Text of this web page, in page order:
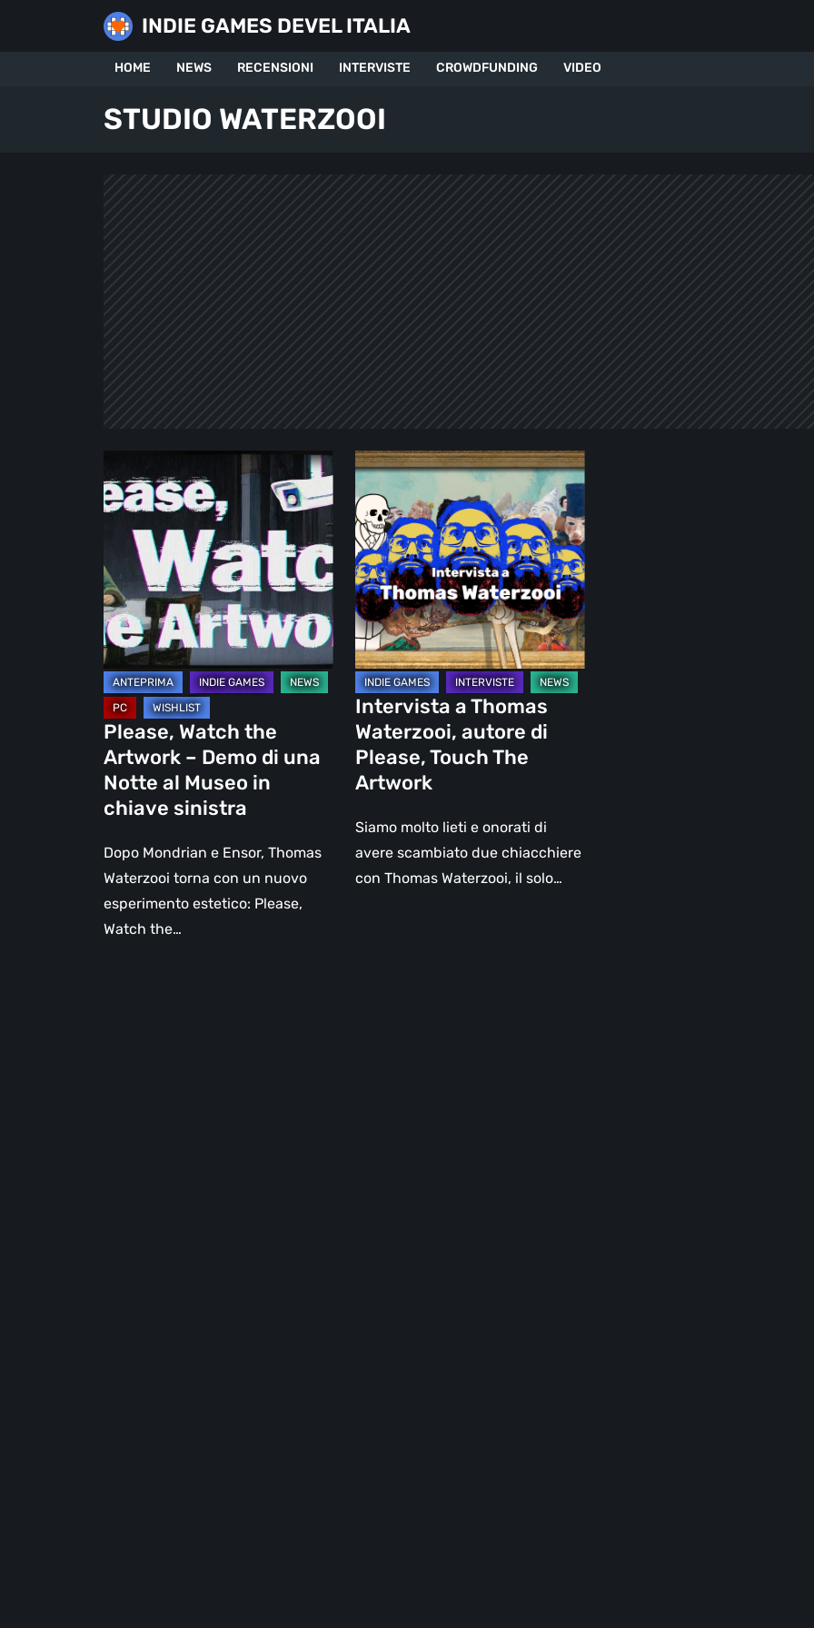
INDIE GAMES DEVEL ITALIA
HOME NEWS RECENSIONI INTERVISTE CROWDFUNDING VIDEO
STUDIO WATERZOOI
Watch
the
Artwork
–
Demo
di
una
Notte
al
Museo
in
chiave
sinistra
Please, Watch the
Artwork – Demo di una
Notte al Museo in
chiave sinistra
Dopo Mondrian e Ensor, Thomas
Waterzooi torna con un nuovo
esperimento estetico: Please,
Watch the…
Intervista
a
Thomas
Waterzooi,
autore
di
Please,
Touch
The
Artwork
Intervista a Thomas
Waterzooi, autore di
Please, Touch The
Artwork
Siamo molto lieti e onorati di
avere scambiato due chiacchiere
con Thomas Waterzooi, il solo…